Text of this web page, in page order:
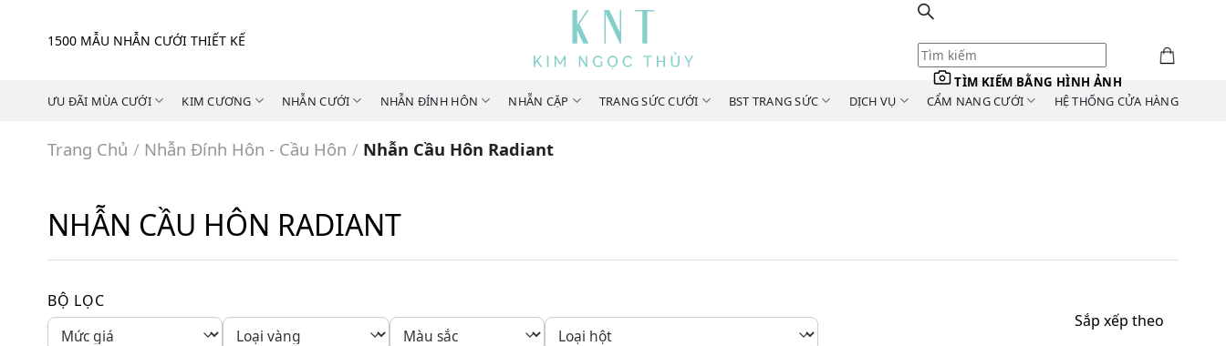
1500 MẪU NHẪN CƯỚI THIẾT KẾ
TÌM KIẾM BẰNG HÌNH ẢNH
ƯU ĐÃI MÙA CƯỚI
KIM CƯƠNG NHẪN CƯỚI NHẪN ĐÍNH HÔN NHẪN CẶP TRANG SỨC CƯỚI BST TRANG SỨC DỊCH VỤ CẨM NANG CƯỚI HỆ THỐNG CỬA HÀNG
Trang Chủ / Nhẫn Đính Hôn - Cầu Hôn / Nhẫn Cầu Hôn Radiant
NHẪN CẦU HÔN RADIANT
BỘ LỌC
Sắp xếp theo